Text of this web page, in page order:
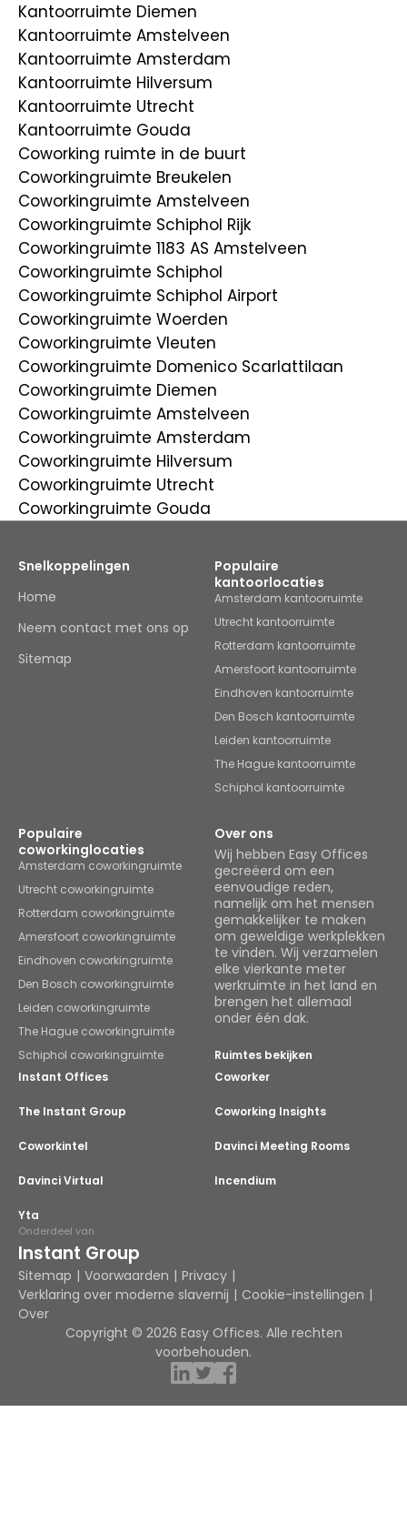
Kantoorruimte Diemen
Kantoorruimte Amstelveen
Kantoorruimte Amsterdam
Kantoorruimte Hilversum
Kantoorruimte Utrecht
Kantoorruimte Gouda
Coworking ruimte in de buurt
Coworkingruimte Breukelen
Coworkingruimte Amstelveen
Coworkingruimte Schiphol Rijk
Coworkingruimte 1183 AS Amstelveen
Coworkingruimte Schiphol
Coworkingruimte Schiphol Airport
Coworkingruimte Woerden
Coworkingruimte Vleuten
Coworkingruimte Domenico Scarlattilaan
Coworkingruimte Diemen
Coworkingruimte Amstelveen
Coworkingruimte Amsterdam
Coworkingruimte Hilversum
Coworkingruimte Utrecht
Coworkingruimte Gouda
Snelkoppelingen
Home
Neem contact met ons op
Sitemap
Populaire
kantoorlocaties
Amsterdam kantoorruimte
Utrecht kantoorruimte
Rotterdam kantoorruimte
Amersfoort kantoorruimte
Eindhoven kantoorruimte
Den Bosch kantoorruimte
Leiden kantoorruimte
The Hague kantoorruimte
Schiphol kantoorruimte
Populaire
coworkinglocaties
Amsterdam coworkingruimte
Utrecht coworkingruimte
Rotterdam coworkingruimte
Amersfoort coworkingruimte
Eindhoven coworkingruimte
Den Bosch coworkingruimte
Leiden coworkingruimte
The Hague coworkingruimte
Schiphol coworkingruimte
Over ons
Wij hebben Easy Offices
gecreëerd om een
eenvoudige reden,
namelijk om het mensen
gemakkelijker te maken
om geweldige werkplekken
te vinden. Wij verzamelen
elke vierkante meter
werkruimte in het land en
brengen het allemaal
onder één dak.
Ruimtes bekijken
Instant Offices
Coworker
The Instant Group Coworking Insights
Coworkintel Davinci Meeting Rooms
Davinci Virtual Incendium
Yta
Onderdeel van
Instant Group
Sitemap Voorwaarden
Privacy
Verklaring over moderne slavernij
Cookie-instellingen
Over
Copyright © 2026 Easy Offices. Alle rechten
voorbehouden.